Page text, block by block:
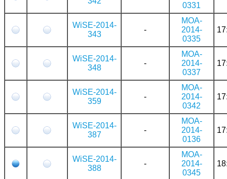
0331
WiSE-2014-
343
-
MOA-
2014-
0335
WiSE-2014-
348
-
MOA-
2014-
0337
WiSE-2014-
359
-
MOA-
2014-
0342
WiSE-2014-
387
-
MOA-
2014-
0136
WiSE-2014-
388
-
MOA-
2014-
0345